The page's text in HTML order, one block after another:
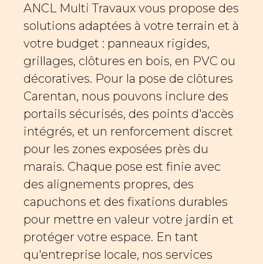
ANCL Multi Travaux vous propose des
solutions adaptées à votre terrain et à
votre budget : panneaux rigides,
grillages, clôtures en bois, en PVC ou
décoratives. Pour la pose de clôtures
Carentan, nous pouvons inclure des
portails sécurisés, des points d'accès
intégrés, et un renforcement discret
pour les zones exposées près du
marais. Chaque pose est finie avec
des alignements propres, des
capuchons et des fixations durables
pour mettre en valeur votre jardin et
protéger votre espace. En tant
qu'entreprise locale, nos services